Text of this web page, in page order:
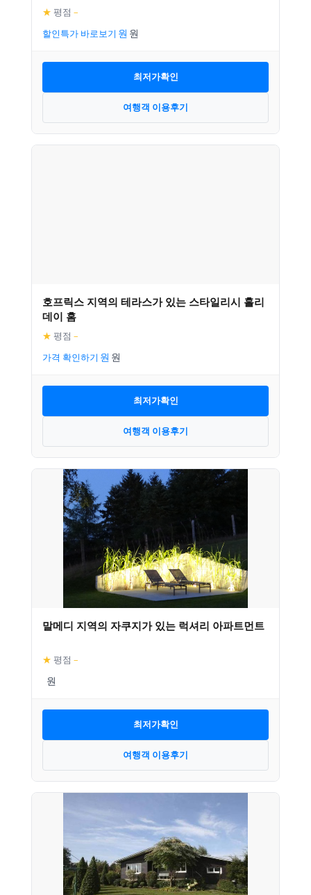
★ 평점 –
할인특가 바로보기
최저가확인
여행객 이용후기
호프릭스 지역의 테라스가 있는 스타일리시 홀리
데이 홈
★ 평점 –
가격 확인하기
최저가확인
여행객 이용후기
말메디 지역의 자쿠지가 있는 럭셔리 아파트먼트
★ 평점 –
최저가확인
여행객 이용후기